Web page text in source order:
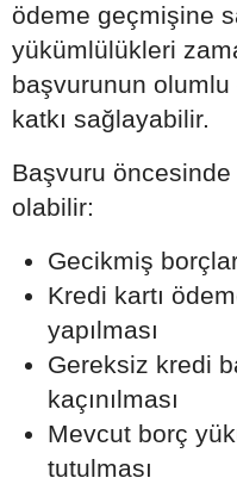
ödeme geçmişine
yükümlülükleri
başvurunun
katkı sağlayabilir.
Başvuru öncesinde
olabilir:
Gecikmiş
Kredi kartı
yapılması
Gereksiz kredi
kaçınılması
Mevcut borç
tutulması